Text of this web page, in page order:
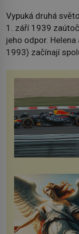
Vypuká druhá
1. září 1939
jeho odpor.
1993) začínají